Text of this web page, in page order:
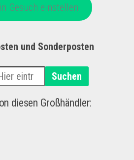
Gesuch einstellen
und Sonderposten
Suchen
diesen Großhändler: